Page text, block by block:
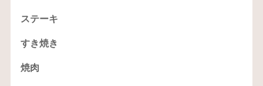
ステーキ
すき焼き
焼肉